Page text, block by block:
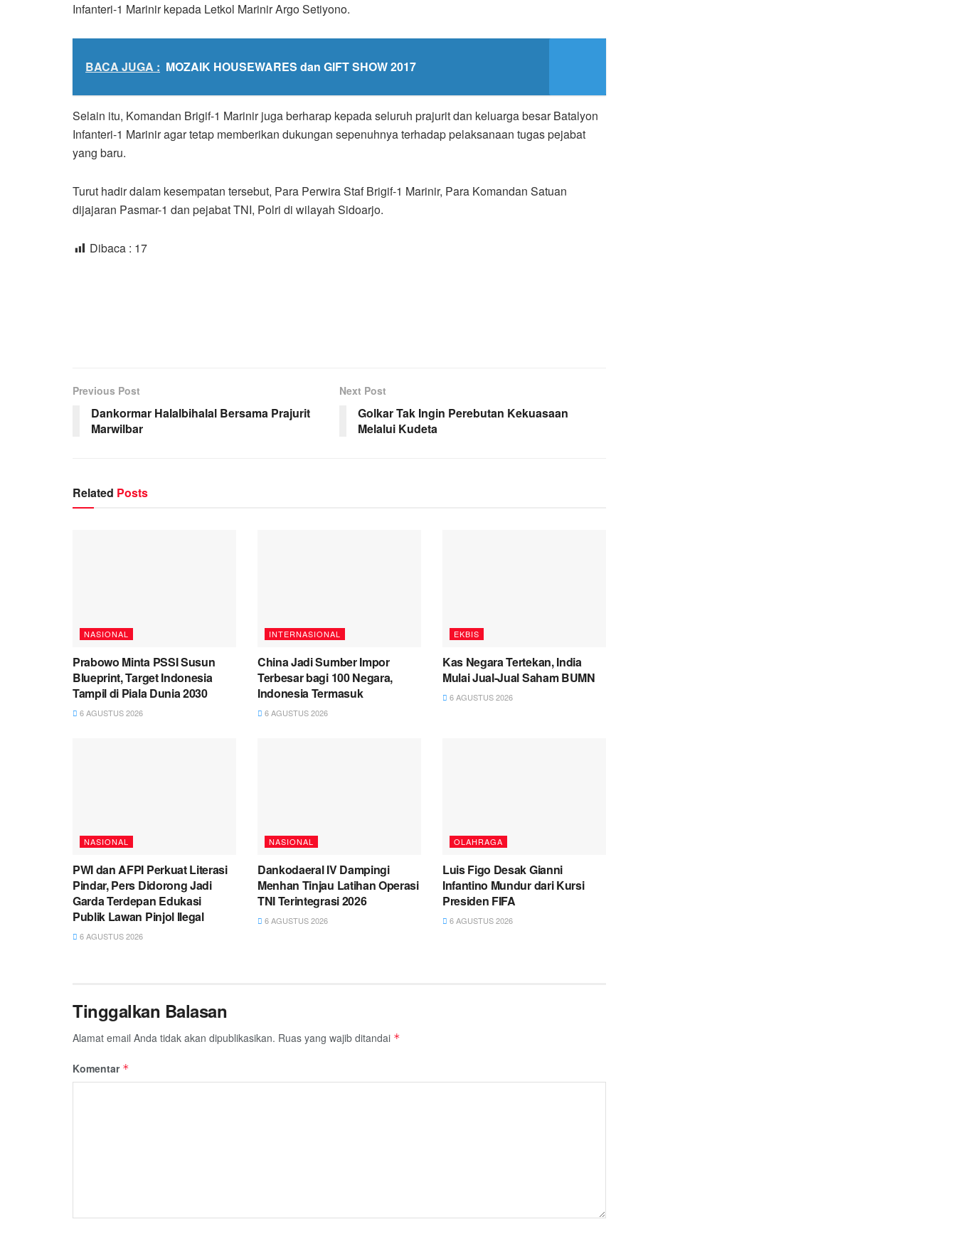
Infanteri-1 Marinir kepada Letkol Marinir Argo Setiyono.
BACA JUGA : MOZAIK HOUSEWARES dan GIFT SHOW 2017
Selain itu, Komandan Brigif-1 Marinir juga berharap kepada seluruh prajurit dan keluarga besar Batalyon
Infanteri-1 Marinir agar tetap memberikan dukungan sepenuhnya terhadap pelaksanaan tugas pejabat
yang baru.
Turut hadir dalam kesempatan tersebut, Para Perwira Staf Brigif-1 Marinir, Para Komandan Satuan
dijajaran Pasmar-1 dan pejabat TNI, Polri di wilayah Sidoarjo.
Dibaca : 17
Previous Post
Dankormar Halalbihalal Bersama Prajurit
Marwilbar
Next Post
Golkar Tak Ingin Perebutan Kekuasaan
Melalui Kudeta
Related Posts
NASIONAL
Prabowo Minta PSSI Susun
Blueprint, Target Indonesia
Tampil di Piala Dunia 2030
6 AGUSTUS 2026
INTERNASIONAL
China Jadi Sumber Impor
Terbesar bagi 100 Negara,
Indonesia Termasuk
6 AGUSTUS 2026
EKBIS
Kas Negara Tertekan, India
Mulai Jual-Jual Saham BUMN
6 AGUSTUS 2026
NASIONAL
PWI dan AFPI Perkuat Literasi
Pindar, Pers Didorong Jadi
Garda Terdepan Edukasi
Publik Lawan Pinjol Ilegal
6 AGUSTUS 2026
NASIONAL
Dankodaeral IV Dampingi
Menhan Tinjau Latihan Operasi
TNI Terintegrasi 2026
6 AGUSTUS 2026
OLAHRAGA
Luis Figo Desak Gianni
Infantino Mundur dari Kursi
Presiden FIFA
6 AGUSTUS 2026
Tinggalkan Balasan
Alamat email Anda tidak akan dipublikasikan. Ruas yang wajib ditandai *
Komentar *